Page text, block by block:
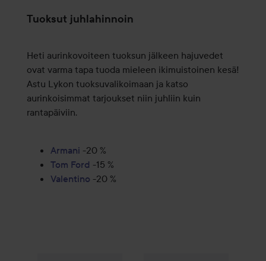
Tuoksut juhlahinnoin
Heti aurinkovoiteen tuoksun jälkeen hajuvedet
ovat varma tapa tuoda mieleen ikimuistoinen kesä!
Astu Lykon tuoksuvalikoimaan ja katso
aurinkoisimmat tarjoukset niin juhliin kuin
rantapäiviin.
Armani -20 %
Tom Ford -15 %
Valentino -20 %